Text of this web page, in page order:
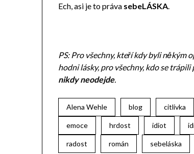
Ech, asi je to práva sebeLÁSKA.
PS: Pro všechny, kteří kdy byli někým
hodni lásky, pro všechny, kdo se
nikdy neodejde.
Alena Wehle blog citlivka
emoce hrdost idiot
radost román sebeláska